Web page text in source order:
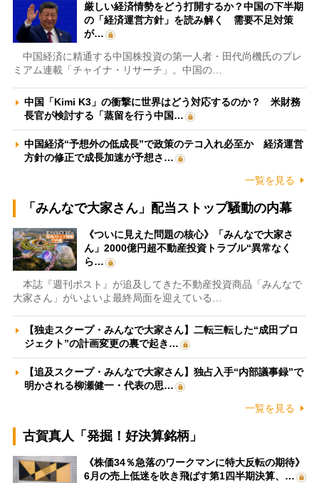
厳しい経済情勢をどう打開するか？中国の下半期
の「経済運営方針」を読み解く 需要不足対策
が…
中国経済に精通する中国株投資の第一人者・田代尚機氏のプレ
ミアム連載「チャイナ・リサーチ」。中国の…
中国「Kimi K3」の衝撃に世界はどう対応するのか？ 米財務
長官が検討する「蒸留を行う中国…
中国経済“予想外の低成長”で政策のテコ入れ必至か 経済運営
方針の修正で成長加速が予想さ…
一覧を見る
「みんなで大家さん」配当ストップ騒動の内幕
《ついに見えた問題の核心》「みんなで大家さ
ん」2000億円超不動産投資トラブル“異常なく
ら…
本誌『週刊ポスト』が追及してきた不動産投資商品「みんなで
大家さん」がいよいよ最終局面を迎えている…
【独走スクープ・みんなで大家さん】二転三転した“成田プロ
ジェクト”の計画変更の裏で起き…
【追及スクープ・みんなで大家さん】独占入手“内部議事録”で
明かされる柳瀬健一・代表の思…
一覧を見る
古賀真人「発掘！好決算銘柄」
《株価34％急落のワークマンに特大反転の期待》
6月の売上低迷を吹き飛ばす第1四半期決算、…